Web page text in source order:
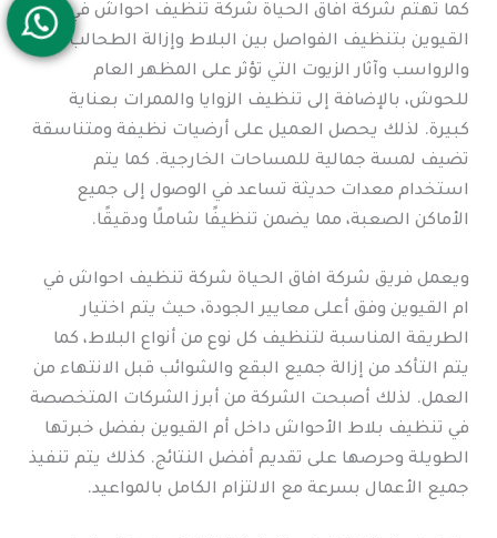
كما تهتم شركة افاق الحياة شركة تنظيف احواش في ام
القيوين بتنظيف الفواصل بين البلاط وإزالة الطحالب
والرواسب وآثار الزيوت التي تؤثر على المظهر العام
للحوش، بالإضافة إلى تنظيف الزوايا والممرات بعناية
كبيرة. لذلك يحصل العميل على أرضيات نظيفة ومتناسقة
تضيف لمسة جمالية للمساحات الخارجية. كما يتم
استخدام معدات حديثة تساعد في الوصول إلى جميع
الأماكن الصعبة، مما يضمن تنظيفًا شاملًا ودقيقًا.
ويعمل فريق شركة افاق الحياة شركة تنظيف احواش في
ام القيوين وفق أعلى معايير الجودة، حيث يتم اختيار
الطريقة المناسبة لتنظيف كل نوع من أنواع البلاط، كما
يتم التأكد من إزالة جميع البقع والشوائب قبل الانتهاء من
العمل. لذلك أصبحت الشركة من أبرز الشركات المتخصصة
في تنظيف بلاط الأحواش داخل أم القيوين بفضل خبرتها
الطويلة وحرصها على تقديم أفضل النتائج. كذلك يتم تنفيذ
جميع الأعمال بسرعة مع الالتزام الكامل بالمواعيد.